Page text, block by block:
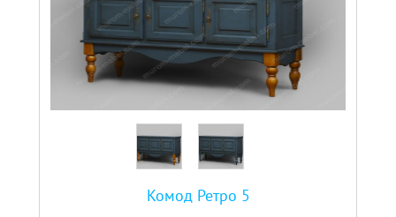
Комод Ретро 5